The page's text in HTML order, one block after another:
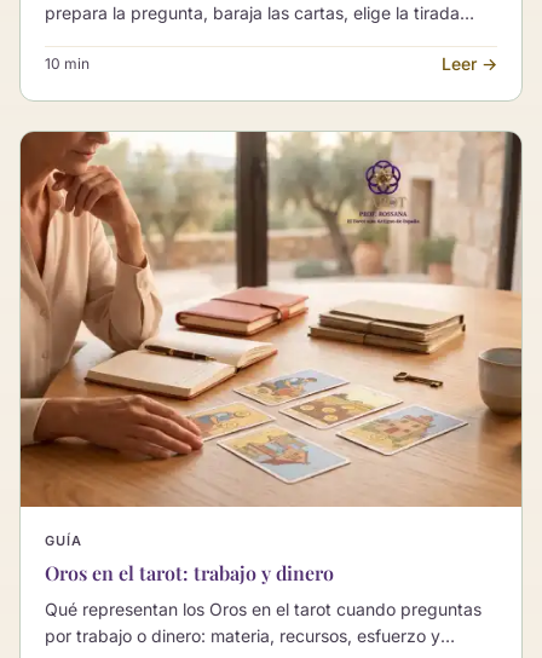
prepara la pregunta, baraja las cartas, elige la tirada
10 min Leer →
GUÍA
Oros en el tarot: trabajo y dinero
Qué representan los Oros en el tarot cuando preguntas
por trabajo o dinero: materia, recursos, esfuerzo y